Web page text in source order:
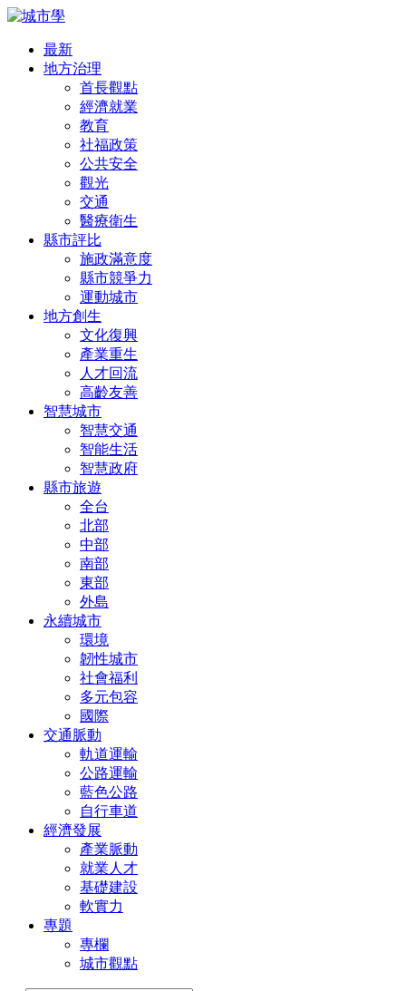
最新
地方治理
首長觀點
經濟就業
教育
社福政策
公共安全
觀光
交通
醫療衛生
縣市評比
施政滿意度
縣市競爭力
運動城市
地方創生
文化復興
產業重生
人才回流
高齡友善
智慧城市
智慧交通
智能生活
智慧政府
縣市旅遊
全台
北部
中部
南部
東部
外島
永續城市
環境
韌性城市
社會福利
多元包容
國際
交通脈動
軌道運輸
公路運輸
藍色公路
自行車道
經濟發展
產業脈動
就業人才
基礎建設
軟實力
專題
專欄
城市觀點